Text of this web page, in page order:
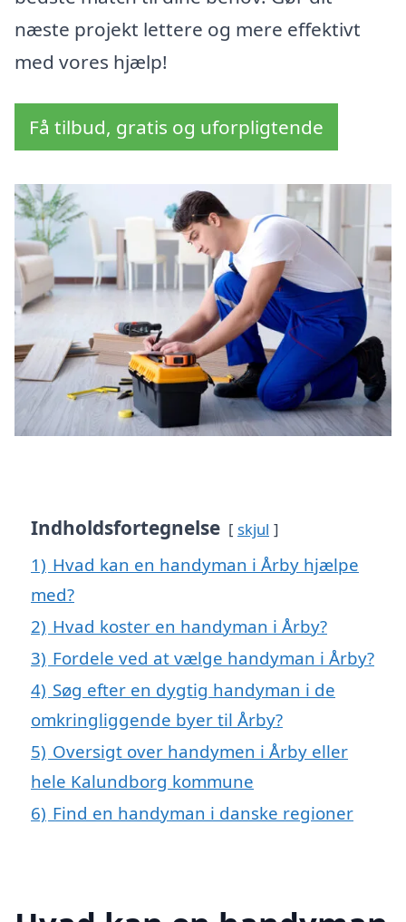
næste projekt lettere og mere effektivt
med vores hjælp!
Få tilbud, gratis og uforpligtende
Indholdsfortegnelse skjul
1) Hvad kan en handyman i Årby hjælpe
med?
2) Hvad koster en handyman i Årby?
3) Fordele ved at vælge handyman i Årby?
4) Søg efter en dygtig handyman i de
omkringliggende byer til Årby?
5) Oversigt over handymen i Årby eller
hele Kalundborg kommune
6) Find en handyman i danske regioner